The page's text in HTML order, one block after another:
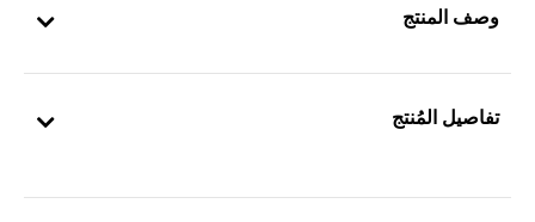
وصف المنتج
تفاصيل المُنتج